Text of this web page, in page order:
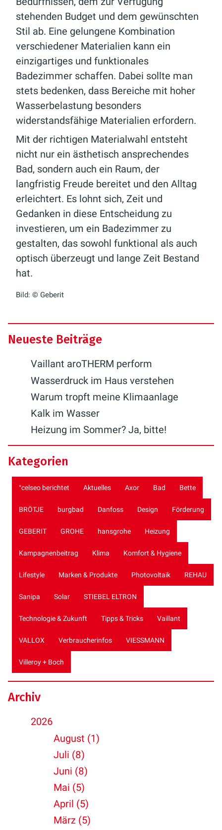
stehenden Budget und dem gewünschten
Stil ab. Eine gelungene Kombination
verschiedener Materialien kann ein
einzigartiges und funktionales
Badezimmer schaffen. Dabei sollte man
stets bedenken, dass Bereiche mit hoher
Wasserbelastung besonders
widerstandsfähige Materialien erfordern.
Mit der richtigen Materialwahl entsteht
nicht nur ein ästhetisch ansprechendes
Bad, sondern auch ein Raum, der
langfristig Freude bereitet und den Alltag
erleichtert. Es lohnt sich, Zeit und
Gedanken in diese Entscheidung zu
investieren, um ein Badezimmer zu
gestalten, das sowohl funktional als auch
optisch überzeugt und lange Zeit Bestand
hat.
Bild: © Geberit
Neueste Beiträge
Vaillant aroTHERM perform
Wasserdruck im Haus verstehen
Warum tropft meine Klimaanlage
Kalk im Wasser
Heizung im Sommer? Ja, bitte!
Kategorien
°celseo berichtet Aktuelles Axor Bad Bette
BRÖTJE burgbad Danfoss Design Förderung
GEBERIT GROHE hansgrohe Heizung
Kampagnenbeitrag Klima Komfort & Hygiene
Lifestyle Marken & Produkte Photovoltaik REHAU
Sanipa Solar STIEBEL ELTRON
Technologie & Zukunft Tipps & Tricks Vaillant
VALLOX Verbraucherinfos VIESSMANN
Villeroy + Boch
Archiv
2026
August (1)
Juli (8)
Juni (8)
Mai (5)
April (5)
März (5)